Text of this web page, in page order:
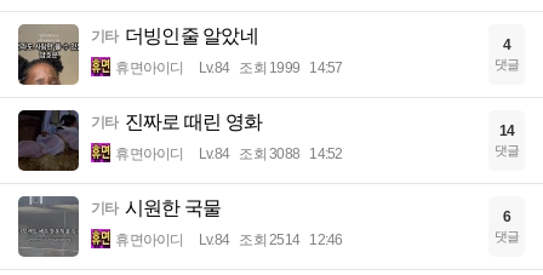
기타 더빙인줄 알았네
휴면아이디 Lv.84 조회 1999 14:57
4
댓글
기타 진짜로 때린 영화
휴면아이디 Lv.84 조회 3088 14:52
14
댓글
기타 시원한 국물
휴면아이디 Lv.84 조회 2514 12:46
6
댓글